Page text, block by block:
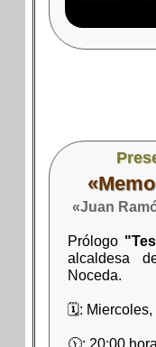
«Juan
Prólogo
alcaldesa
Noceda.
🗓: Miercoles,